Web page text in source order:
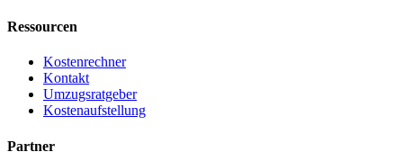
Ressourcen
Kostenrechner
Kontakt
Umzugsratgeber
Kostenaufstellung
Partner